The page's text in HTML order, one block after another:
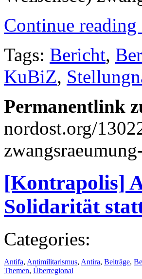
Continue reading
Tags: Bericht,
KuBiZ,
Permanentlink
nordost.org/
[Kontrapolis]
Solidarität
Categories:
Antifa, Antimilitarismus, Antira, Beiträge,
Themen, Überregional